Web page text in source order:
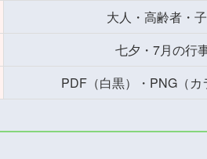
大人・高齢者・
七夕・7月の行
PDF（白黒）・PNG（カ